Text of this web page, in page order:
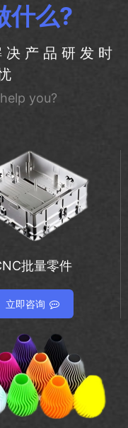
什么?
产品研发时
you?
批量零件
立即咨询